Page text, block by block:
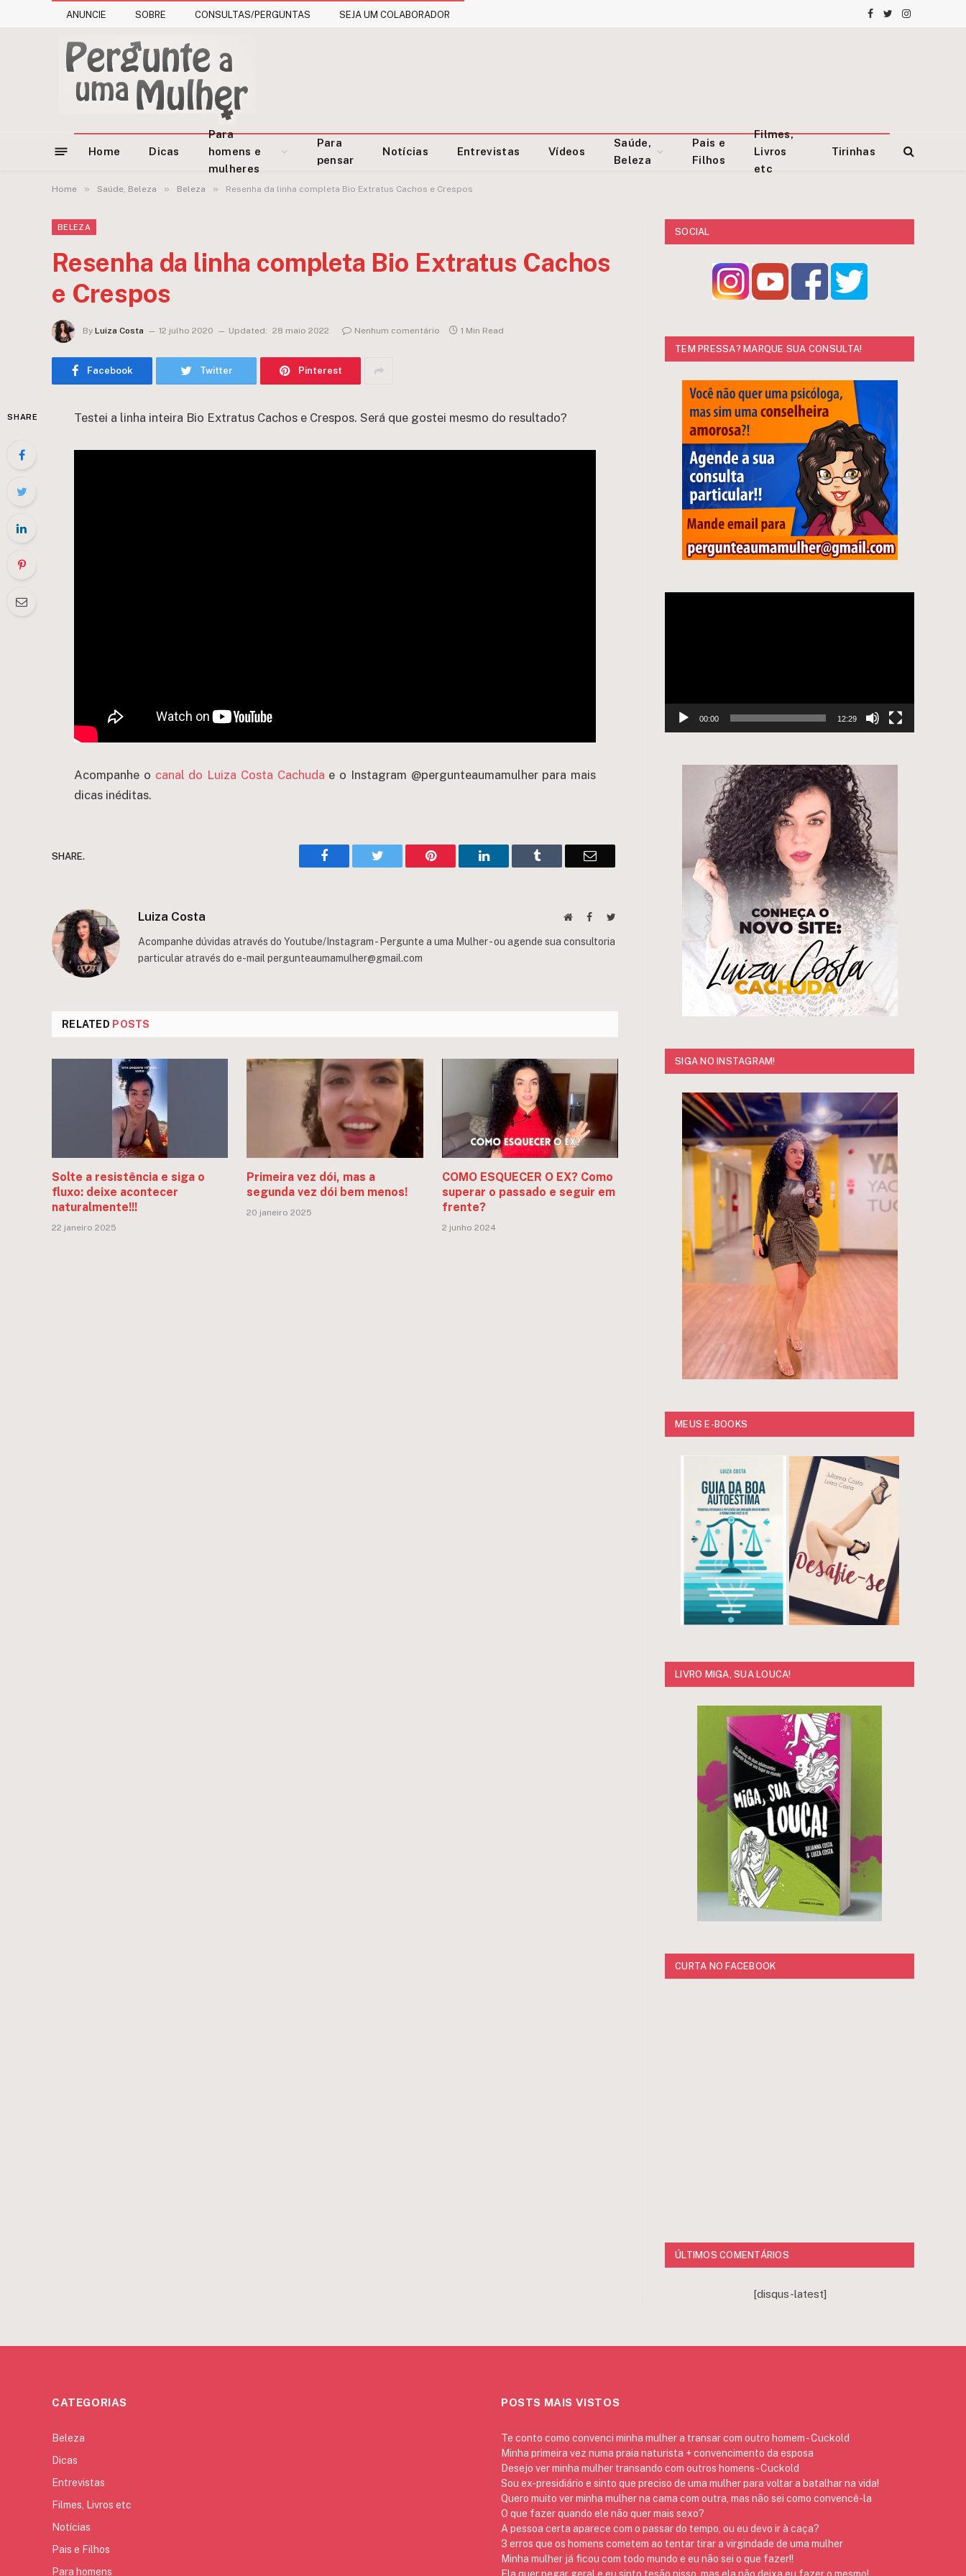
ANUNCIE SOBRE CONSULTAS/PERGUNTAS SEJA UM COLABORADOR Facebook
TwitterInstagram
Home Dicas
Para
homens e
mulheres
Para
pensar
Notícias Entrevistas Vídeos
Saúde,
Beleza
Pais e
Filhos
Filmes,
Livros
etc
Tirinhas
Home » Saúde, Beleza » Beleza » Resenha da linha completa Bio Extratus Cachos e Crespos
BELEZA
Resenha da linha completa Bio Extratus Cachos
e Crespos
By Luiza Costa 12 julho 2020 Updated: 28 maio 2022 Nenhum comentário 1 Min Read
Facebook Twitter Pinterest
SHARE Testei a linha inteira Bio Extratus Cachos e Crespos. Será que gostei mesmo do resultado?
Acompanhe o canal do Luiza Costa Cachuda e o Instagram @pergunteaumamulher para mais
dicas inéditas.
SHARE. Facebook Twitter Pinterest LinkedIn Tumblr Email
Luiza Costa WebsiteFacebookTwitter
Acompanhe dúvidas através do Youtube/Instagram - Pergunte a uma Mulher - ou agende sua consultoria
particular através do e-mail pergunteaumamulher@gmail.com
RELATED POSTS
Solte a resistência e siga o
fluxo: deixe acontecer
naturalmente!!!
22 janeiro 2025
Primeira vez dói, mas a
segunda vez dói bem menos!
20 janeiro 2025
COMO ESQUECER O EX? Como
superar o passado e seguir em
frente?
2 junho 2024
SOCIAL
TEM PRESSA? MARQUE SUA CONSULTA!
00:00 12:29
SIGA NO INSTAGRAM!
MEUS E-BOOKS
LIVRO MIGA, SUA LOUCA!
CURTA NO FACEBOOK
ÚLTIMOS COMENTÁRIOS
[disqus-latest]
CATEGORIAS
Beleza
Dicas
Entrevistas
Filmes, Livros etc
Notícias
Pais e Filhos
Para homens
POSTS MAIS VISTOS
Te conto como convenci minha mulher a transar com outro homem - Cuckold
Minha primeira vez numa praia naturista + convencimento da esposa
Desejo ver minha mulher transando com outros homens - Cuckold
Sou ex-presidiário e sinto que preciso de uma mulher para voltar a batalhar na vida!
Quero muito ver minha mulher na cama com outra, mas não sei como convencê-la
O que fazer quando ele não quer mais sexo?
A pessoa certa aparece com o passar do tempo, ou eu devo ir à caça?
3 erros que os homens cometem ao tentar tirar a virgindade de uma mulher
Minha mulher já ficou com todo mundo e eu não sei o que fazer!!
Ela quer pegar geral e eu sinto tesão nisso, mas ela não deixa eu fazer o mesmo!